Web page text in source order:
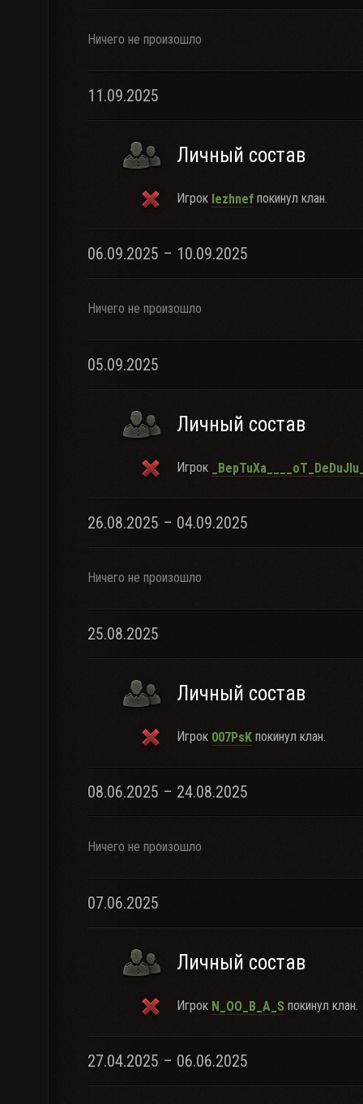
Ничего не произошло
11.09.2025
Личный состав
Игрок lezhnef покинул клан.
06.09.2025 – 10.09.2025
Ничего не произошло
05.09.2025
Личный состав
Игрок
26.08.2025 – 04.09.2025
Ничего не произошло
25.08.2025
Личный состав
Игрок 007PsK покинул клан.
08.06.2025 – 24.08.2025
Ничего не произошло
07.06.2025
Личный состав
Игрок N_OO_B_A_S покинул клан.
27.04.2025 – 06.06.2025